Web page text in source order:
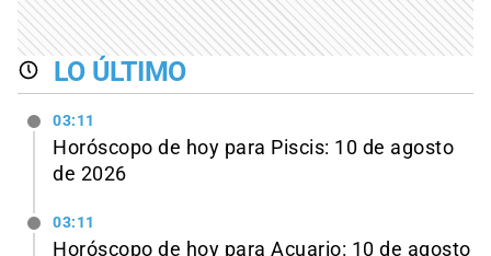
LO ÚLTIMO
03:11
Horóscopo de hoy para Piscis: 10 de agosto
de 2026
03:11
Horóscopo de hoy para Acuario: 10 de agosto